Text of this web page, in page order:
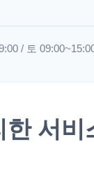
/ 토
한 서